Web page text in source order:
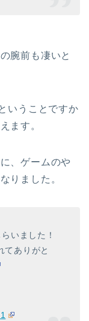
腕前も凄いと
いうことですか
ます。
、ゲームのや
りました。
いました！
てありがと